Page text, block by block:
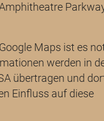
Maps ist es
werden in
übertragen und
Einfluss auf diese